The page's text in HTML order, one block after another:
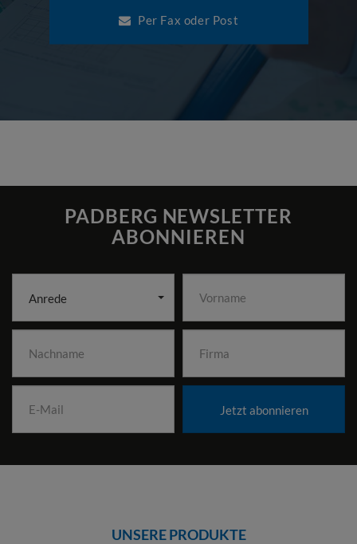
Per Fax oder Post
PADBERG NEWSLETTER
ABONNIEREN
Anrede
Jetzt abonnieren
UNSERE PRODUKTE